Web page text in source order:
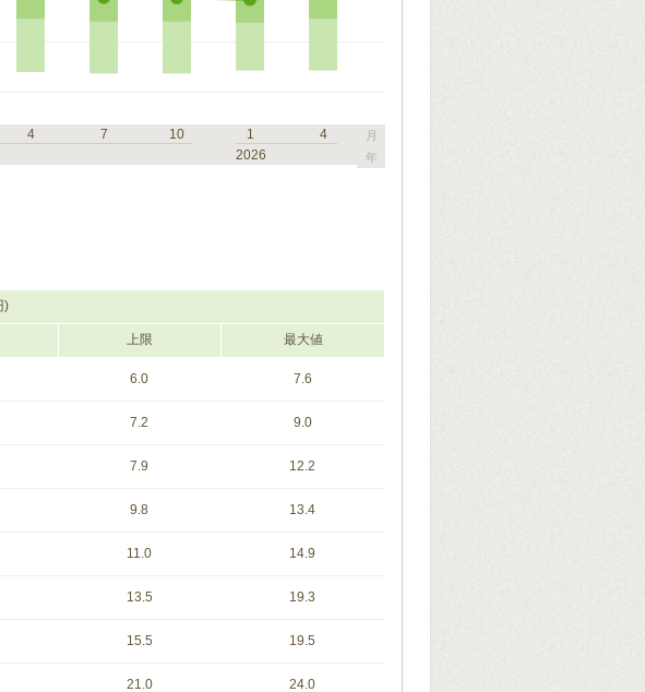
4 7
10
1
4
2026
月
年
)
上限 最大値
6.0 7.6
7.2 9.0
7.9 12.2
9.8 13.4
11.0 14.9
13.5 19.3
15.5 19.5
21.0 24.0